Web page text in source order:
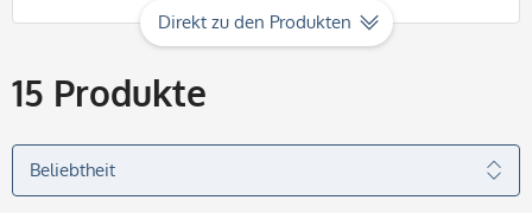
Direkt zu den Produkten
15 Produkte